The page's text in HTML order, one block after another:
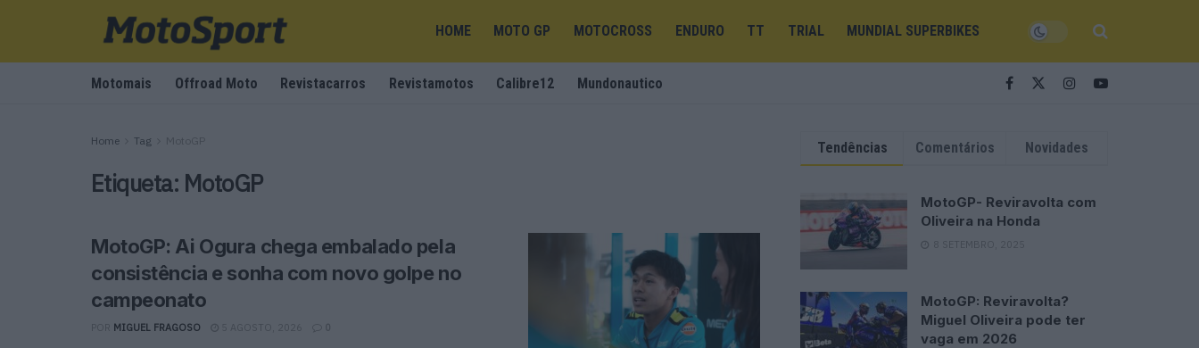
HOME MOTO GP MOTOCROSS ENDURO TT TRIAL MUNDIAL SUPERBIKES
Motomais Offroad Moto Revistacarros Revistamotos Calibre12 Mundonautico
Home Tag MotoGP
Etiqueta: MotoGP
MotoGP: Ai Ogura chega embalado pela
consistência e sonha com novo golpe no
campeonato
MIGUEL FRAGOSO 5 AGOSTO, 2026 0
Tendências Comentários Novidades
MotoGP- Reviravolta com
Oliveira na Honda
8 SETEMBRO, 2025
MotoGP: Reviravolta?
Miguel Oliveira pode ter
vaga em 2026